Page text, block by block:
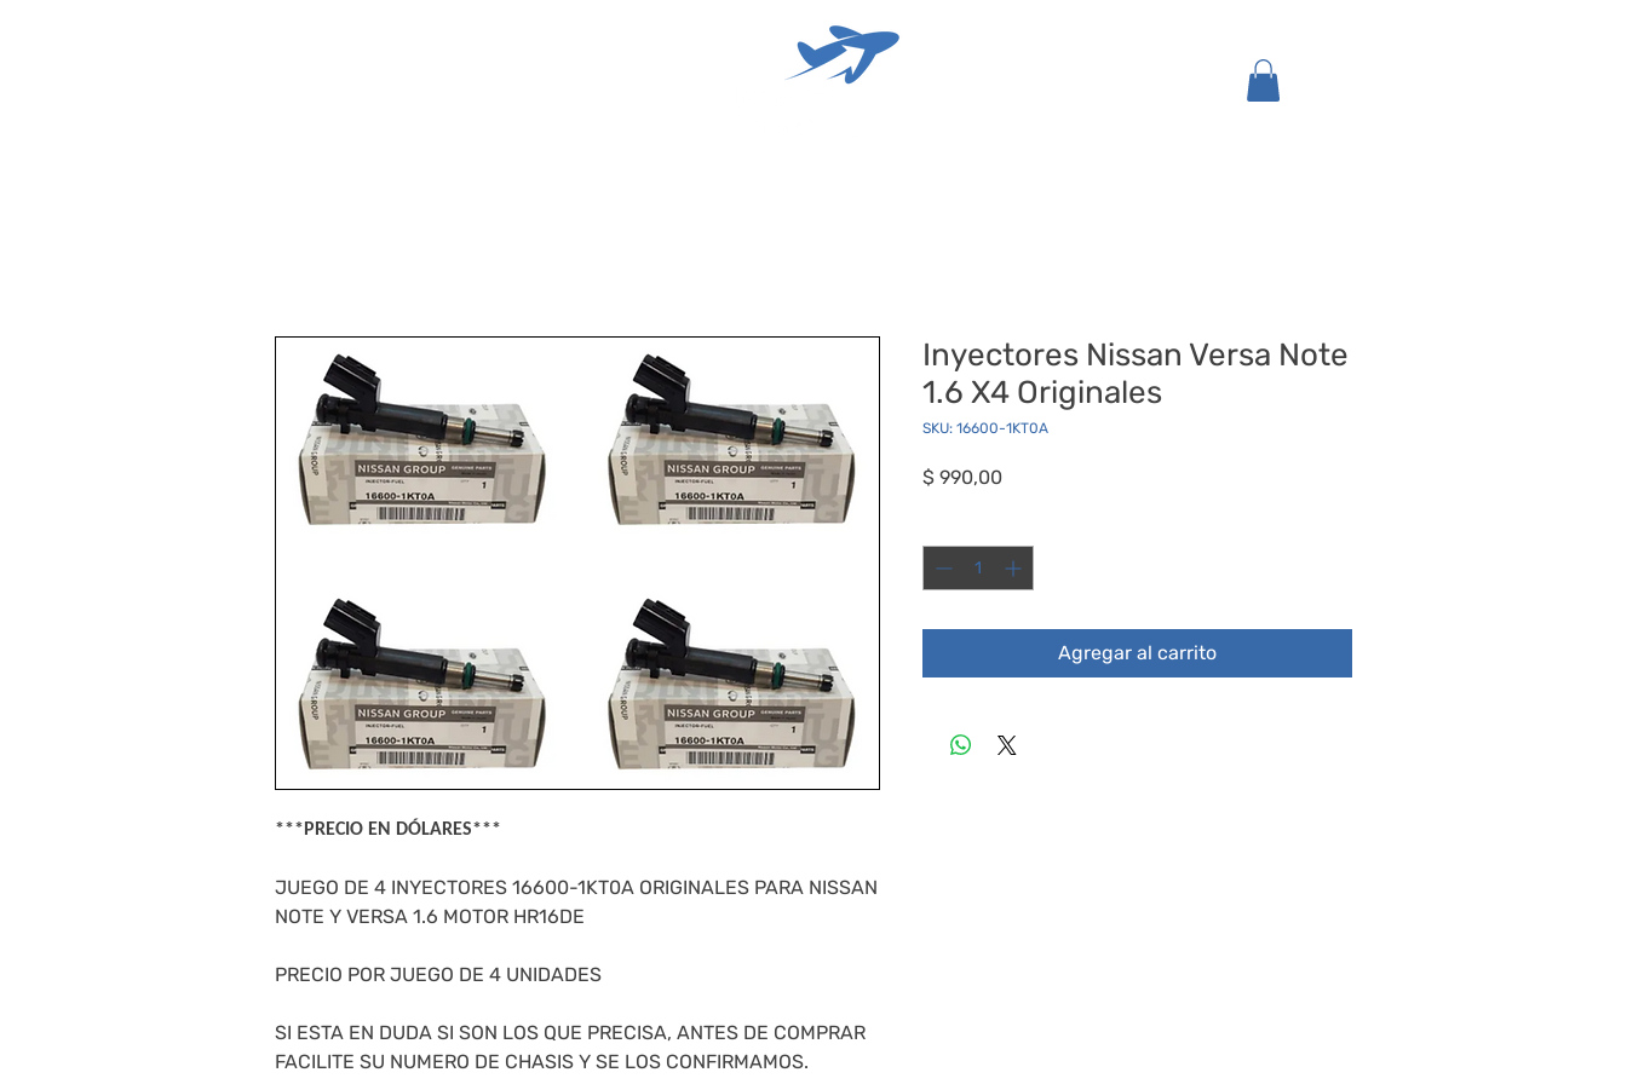
***PRECIO EN DÓLARES***
JUEGO DE 4 INYECTORES 16600-1KT0A ORIGINALES PARA NISSAN
NOTE Y VERSA 1.6 MOTOR HR16DE
PRECIO POR JUEGO DE 4 UNIDADES
SI ESTA EN DUDA SI SON LOS QUE PRECISA, ANTES DE COMPRAR
FACILITE SU NUMERO DE CHASIS Y SE LOS CONFIRMAMOS.
Inyectores Nissan Versa Note
1.6 X4 Originales
SKU: 16600-1KT0A
$ 990,00Precio
Agregar al carrito